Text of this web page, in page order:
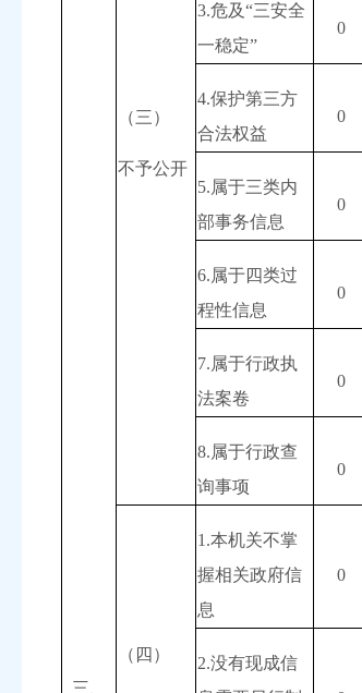
三、
（三）
不予公开
3.危及“三安全
一稳定”
0
4.保护第三方
合法权益
0
5.属于三类内
部事务信息
0
6.属于四类过
程性信息
0
7.属于行政执
法案卷
0
8.属于行政查
询事项
0
（四）
1.本机关不掌
握相关政府信
息
0
2.没有现成信